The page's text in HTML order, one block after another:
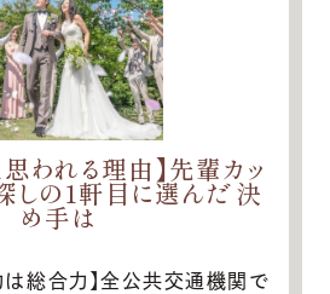
思われる理由】先輩カッ
しの1軒目に選んだ決
め手は
は総合力】全公共交通機関で